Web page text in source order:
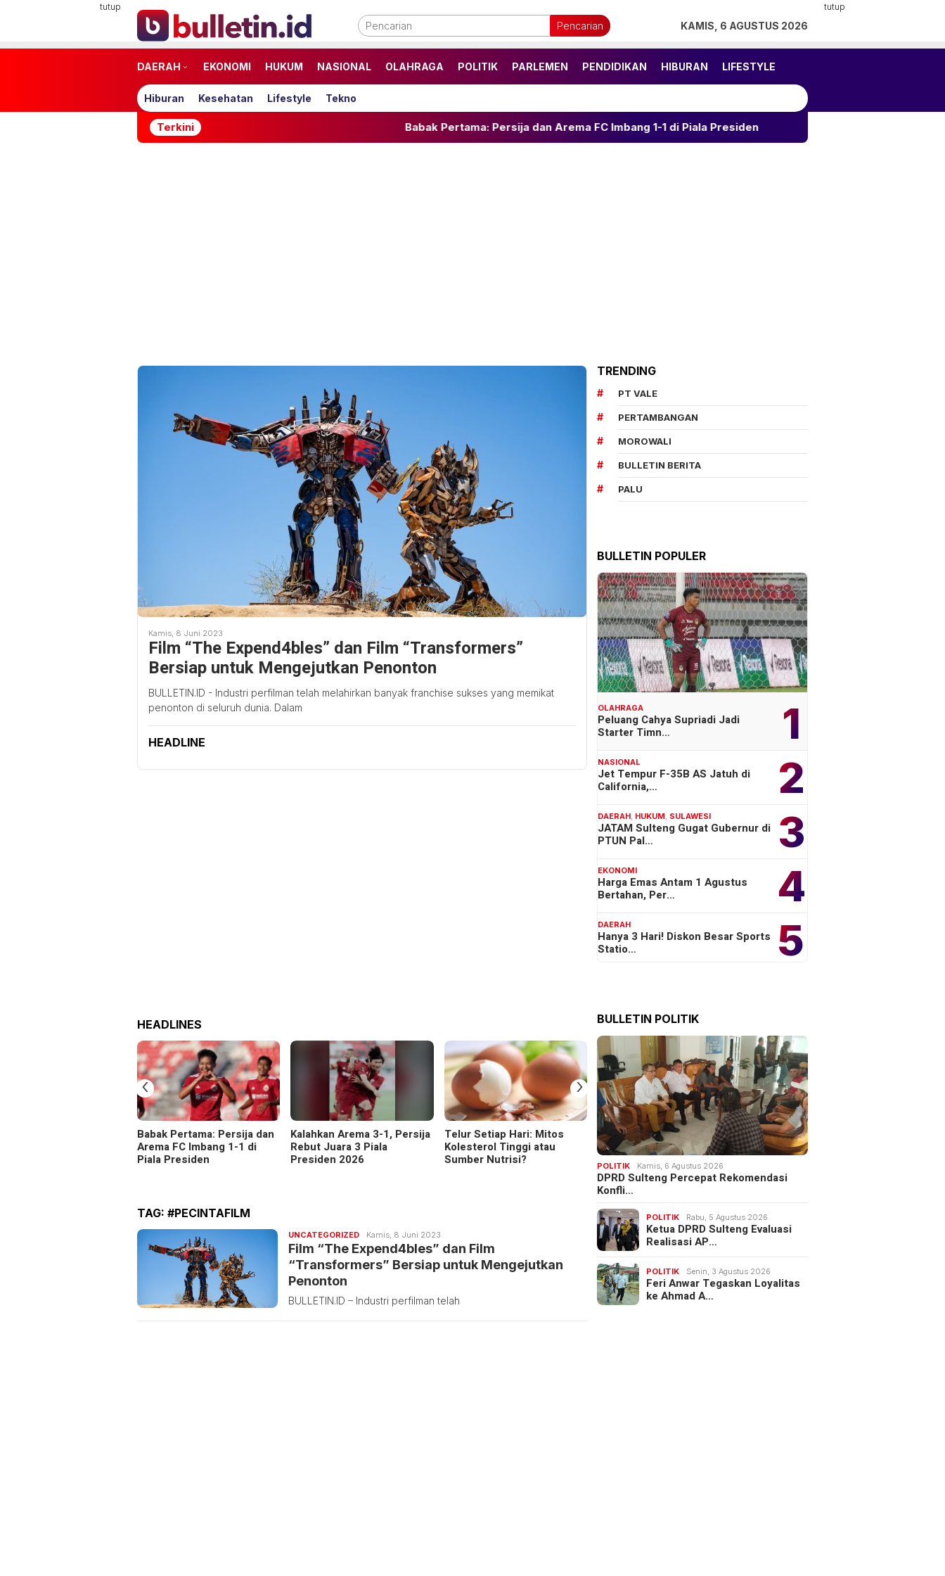
tutup tutup
Pencarian KAMIS, 6 AGUSTUS 2026
DAERAH EKONOMI HUKUM NASIONAL OLAHRAGA POLITIK PARLEMEN PENDIDIKAN HIBURAN LIFESTYLE
Hiburan Kesehatan Lifestyle Tekno
Terkini Babak Pertama: Persija dan Arema FC Imbang 1-1 di Piala Presiden Kalahkan Arema 3-1, Persija Rebut
Kamis, 8 Juni 2023
Film “The Expend4bles” dan Film “Transformers”
Bersiap untuk Mengejutkan Penonton
BULLETIN.ID - Industri perfilman telah melahirkan banyak franchise sukses yang memikat
penonton di seluruh dunia. Dalam
HEADLINE
HEADLINES
Babak Pertama: Persija dan
Arema FC Imbang 1-1 di
Piala Presiden
Kalahkan Arema 3-1, Persija
Rebut Juara 3 Piala
Presiden 2026
Telur Setiap Hari: Mitos
Kolesterol Tinggi atau
Sumber Nutrisi?
Penerbangan Internasional
Palu-Guangzhou Resmi
Dibuka
Rombongan AC Milan Tiba di
Jakarta
‹ ›
TAG: #PECINTAFILM
UNCATEGORIZEDRedaksi
Bulletin
Kamis, 8 Juni 2023
Film “The Expend4bles” dan Film
“Transformers” Bersiap untuk Mengejutkan
Penonton
BULLETIN.ID – Industri perfilman telah
TRENDING
PT VALE
PERTAMBANGAN
MOROWALI
BULLETIN BERITA
PALU
BULLETIN POPULER
1
OLAHRAGA
Peluang Cahya Supriadi Jadi
Starter Timn…
2
NASIONAL
Jet Tempur F-35B AS Jatuh di
California,…
3
DAERAH HUKUM SULAWESI
JATAM Sulteng Gugat Gubernur di
PTUN Pal…
4
EKONOMI
Harga Emas Antam 1 Agustus
Bertahan, Per…
5
DAERAH
Hanya 3 Hari! Diskon Besar Sports
Statio…
BULLETIN POLITIK
POLITIK Kamis, 6 Agustus 2026
DPRD Sulteng Percepat Rekomendasi
Konfli…
POLITIK Rabu, 5 Agustus 2026
Ketua DPRD Sulteng Evaluasi
Realisasi AP…
POLITIK Senin, 3 Agustus 2026
Feri Anwar Tegaskan Loyalitas
ke Ahmad A…